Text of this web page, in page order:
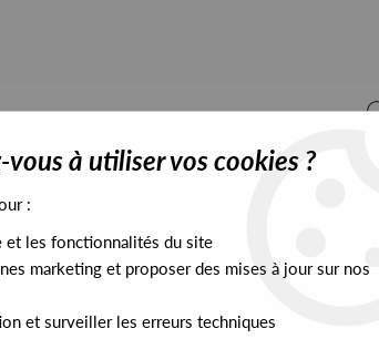
EXCLUSIVES PRESALES EXCLUSIVES
à utiliser vos cookies ?
:
et les fonctionnalités du site
marketing et proposer des mises à jour sur nos
et surveiller les erreurs techniques